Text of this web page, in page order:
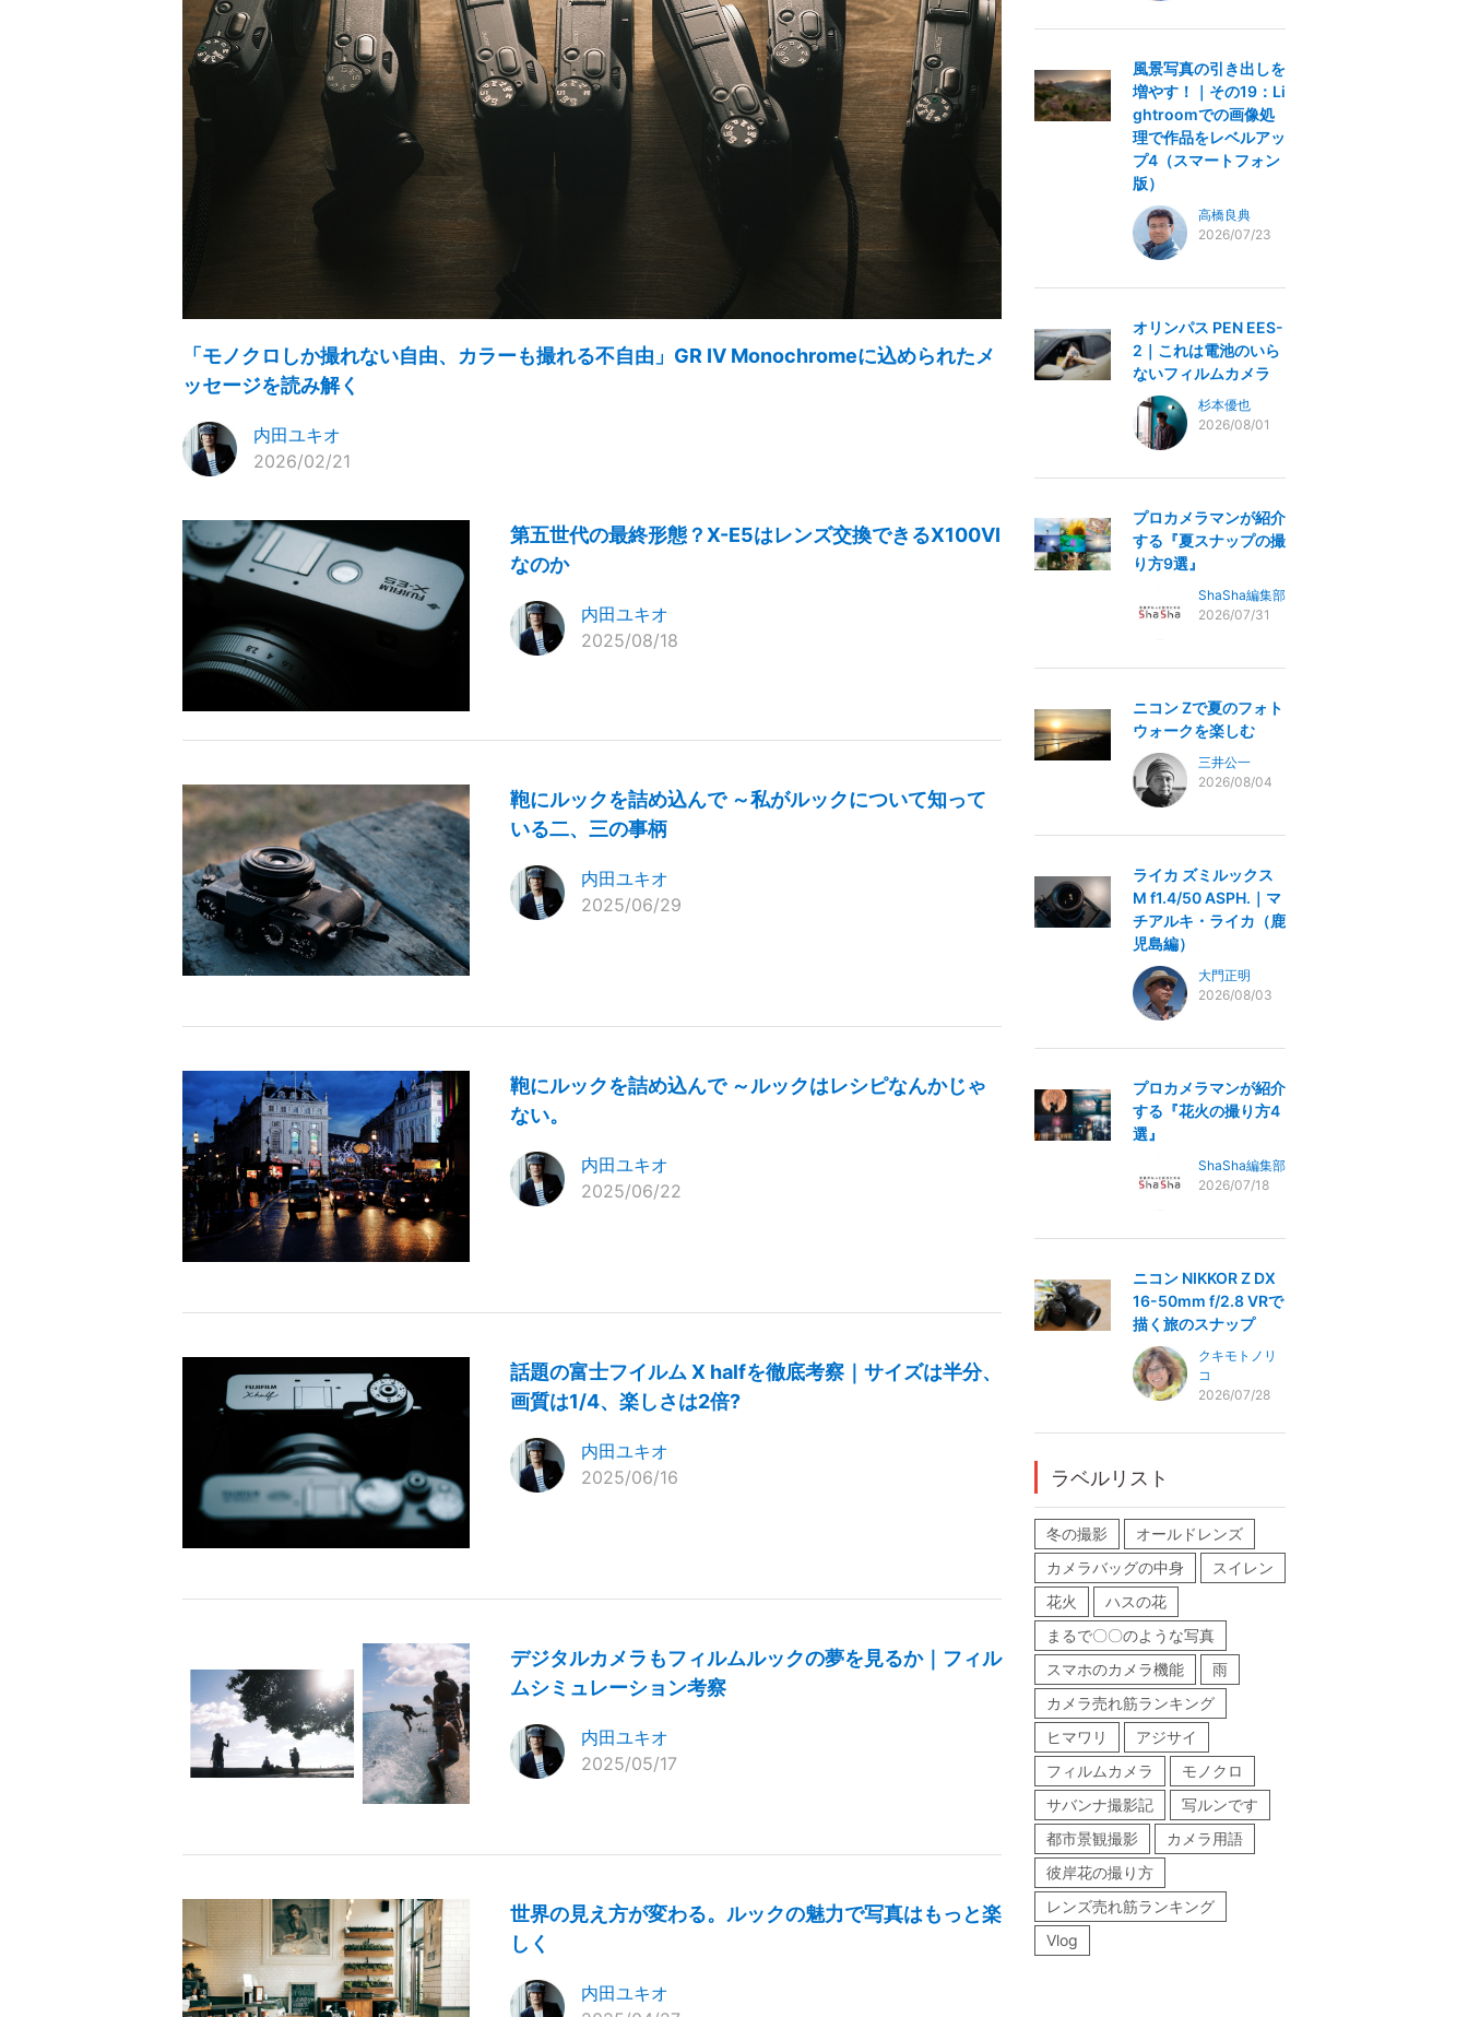
「モノクロしか撮れない自由、カラーも撮れる不自由」GR IV Monochromeに込められたメ
ッセージを読み解く
内田ユキオ
2026/02/21
第五世代の最終形態？X-E5はレンズ交換できるX100VI
なのか
内田ユキオ
2025/08/18
鞄にルックを詰め込んで ～私がルックについて知って
いる二、三の事柄
内田ユキオ
2025/06/29
鞄にルックを詰め込んで ～ルックはレシピなんかじゃ
ない。
内田ユキオ
2025/06/22
話題の富士フイルム X halfを徹底考察｜サイズは半分、
画質は1/4、楽しさは2倍?
内田ユキオ
2025/06/16
デジタルカメラもフィルムルックの夢を見るか｜フィル
ムシミュレーション考察
内田ユキオ
2025/05/17
世界の見え方が変わる。ルックの魅力で写真はもっと楽
しく
内田ユキオ
風景写真の引き出しを
増やす！｜その19：Li
ghtroomでの画像処
理で作品をレベルアッ
プ4（スマートフォン
版）
高橋良典
2026/07/23
オリンパス PEN EES-
2｜これは電池のいら
ないフィルムカメラ
杉本優也
2026/08/01
プロカメラマンが紹介
する『夏スナップの撮
り方9選』
ShaSha編集部
2026/07/31
ニコン Zで夏のフォト
ウォークを楽しむ
三井公一
2026/08/04
ライカ ズミルックス
M f1.4/50 ASPH.｜マ
チアルキ・ライカ（鹿
児島編）
大門正明
2026/08/03
プロカメラマンが紹介
する『花火の撮り方4
選』
ShaSha編集部
2026/07/18
ニコン NIKKOR Z DX
16-50mm f/2.8 VRで
描く旅のスナップ
クキモトノリ
コ
2026/07/28
ラベルリスト
冬の撮影
オールドレンズ
カメラバッグの中身
スイレン
花火
ハスの花
まるで〇〇のような写真
スマホのカメラ機能
雨
カメラ売れ筋ランキング
ヒマワリ
アジサイ
フィルムカメラ
モノクロ
サバンナ撮影記
写ルンです
都市景観撮影
カメラ用語
彼岸花の撮り方
レンズ売れ筋ランキング
Vlog